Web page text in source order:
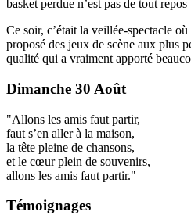
basket perdue n’est pas de tout repos
Ce soir, c’était la veillée-spectacle
proposé des jeux de scène aux plus
qualité qui a vraiment apporté
Dimanche 30 Août
"Allons les amis faut partir,
faut s’en aller à la maison,
la tête pleine de chansons,
et le cœur plein de souvenirs,
allons les amis faut partir."
Témoignages